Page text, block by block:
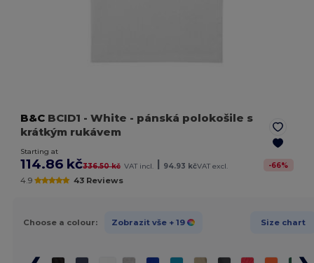
B&C BCID1 - White - pánská polokošile s
krátkým rukávem
Starting at
114.86 kč336.50 kč VAT incl. | 94.93 kčVAT excl. -66%
4.9 43 Reviews
Choose a colour: Zobrazit vše + 19 Size chart